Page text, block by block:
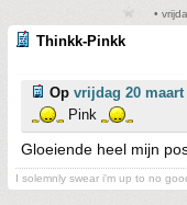
•
Thinkk-Pinkk
Op vrijdag 20 maart
Pink
Gloeiende heel mijn
I solemnly swear i'm up to no